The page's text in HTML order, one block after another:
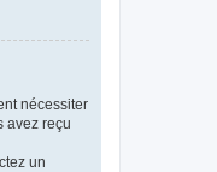
nécessiter
avez reçu
un